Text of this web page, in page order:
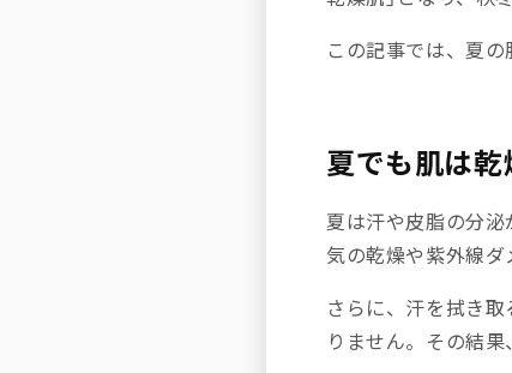
この記事では、夏
夏でも肌は乾
夏は汗や皮脂の分
気の乾燥や紫外線ダ
さらに、汗を拭き
りません。その結